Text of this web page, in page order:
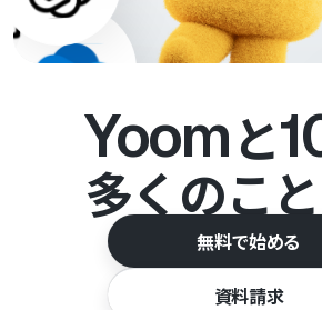
Yoomと
多くのこと
無料で始める
資料請求